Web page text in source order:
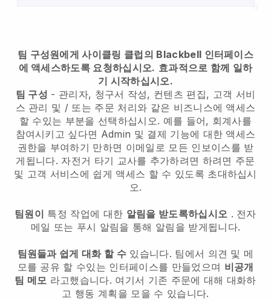
팀 구성원에게 사이클링 클럽의 Blackbell 인터페이스
에 액세스하도록 요청하십시오. 효과적으로 함께 일하
기 시작하십시오.
팀 구성 - 관리자, 청구서 작성, 컨텐츠 편집, 고객 서비
스 관리 및 / 또는 주문 처리와 같은 비즈니스에 액세스
할 수있는 부분을 선택하십시오. 예를 들어, 회계사를
참여시키고 싶다면 Admin 및 결제 기능에 대한 액세스
권한을 부여하기 만하면 이메일로 모든 인보이스를 받
게됩니다. 자전거 타기 교사를 추가하려면 하려면 주문
및 고객 서비스에 쉽게 액세스 할 수 있도록 초대하십시
오.
팀원이 특정 작업에 대한 알림을 받도록하십시오 . 전자
메일 또는 푸시 알림을 통해 알림을 받게됩니다.
팀원들과 쉽게 대화 할 수 있습니다. 팀에서 의견 및 메
모를 공유 할 수있는 인터페이스를 만들었으며 비공개
팀 메모 라고했습니다. 여기서 기존 주문에 대해 대화하
고 행동 계획을 모을 수 있습니다.